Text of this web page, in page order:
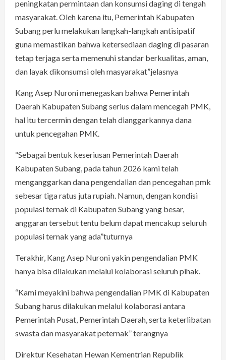
peningkatan permintaan dan konsumsi daging di tengah
masyarakat. Oleh karena itu, Pemerintah Kabupaten
Subang perlu melakukan langkah-langkah antisipatif
guna memastikan bahwa ketersediaan daging di pasaran
tetap terjaga serta memenuhi standar berkualitas, aman,
dan layak dikonsumsi oleh masyarakat”jelasnya
Kang Asep Nuroni menegaskan bahwa Pemerintah
Daerah Kabupaten Subang serius dalam mencegah PMK,
hal itu tercermin dengan telah dianggarkannya dana
untuk pencegahan PMK.
“Sebagai bentuk keseriusan Pemerintah Daerah
Kabupaten Subang, pada tahun 2026 kami telah
menganggarkan dana pengendalian dan pencegahan pmk
sebesar tiga ratus juta rupiah. Namun, dengan kondisi
populasi ternak di Kabupaten Subang yang besar,
anggaran tersebut tentu belum dapat mencakup seluruh
populasi ternak yang ada”tuturnya
Terakhir, Kang Asep Nuroni yakin pengendalian PMK
hanya bisa dilakukan melalui kolaborasi seluruh pihak.
“Kami meyakini bahwa pengendalian PMK di Kabupaten
Subang harus dilakukan melalui kolaborasi antara
Pemerintah Pusat, Pemerintah Daerah, serta keterlibatan
swasta dan masyarakat peternak” terangnya
Direktur Kesehatan Hewan Kementrian Republik